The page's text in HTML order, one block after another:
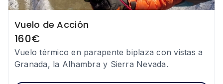
Vuelo de Acción
160€
Vuelo térmico en parapente biplaza con vistas a
Granada, la Alhambra y Sierra Nevada.